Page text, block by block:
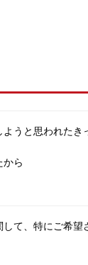
うと思われたき
から
て、特にご希望